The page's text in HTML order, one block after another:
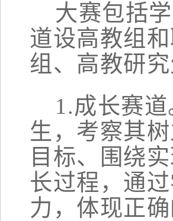
大赛包括
道设高教组
组、高教研
1.成长赛道
生，考察其
目标、围绕
长过程，通
力，体现正